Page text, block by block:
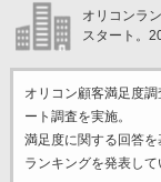
オリコンラ
スタート。
オリコン顧客満足度
ート調査を実施。
満足度に関する回答
ランキングを発表して